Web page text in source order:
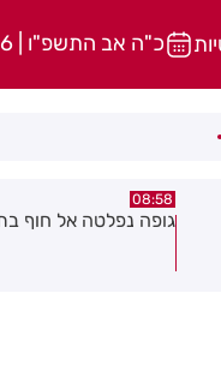
כ"ה אב התשפ"ו | 08.08.2026
08:29
חשד להצתה בשלושה